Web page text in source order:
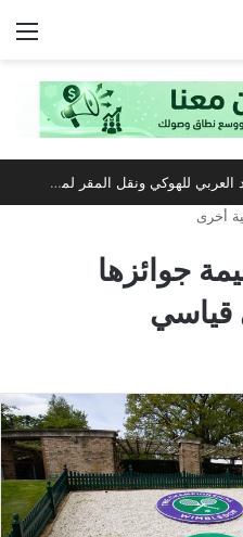
سلطنة عُمان تفوز برئاسة الاتحاد العربي للهوكي ونقل المقر لمسقط
أخرى
جوائزها
قياسي